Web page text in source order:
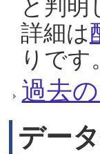
と判明
詳細は
りです
過去
デー